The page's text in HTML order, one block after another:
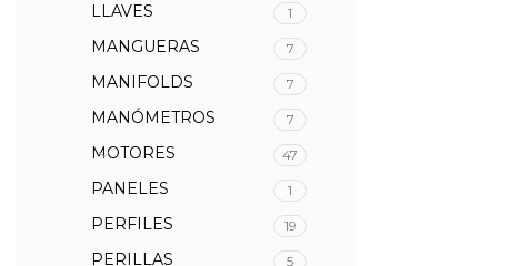
LLAVES 1
MANGUERAS 7
MANIFOLDS 7
MANÓMETROS 7
MOTORES 47
PANELES 1
PERFILES 19
PERILLAS 5